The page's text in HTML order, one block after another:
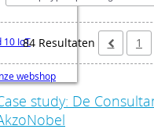
10 IoT
webshop
84 Resultaten 1
study: De